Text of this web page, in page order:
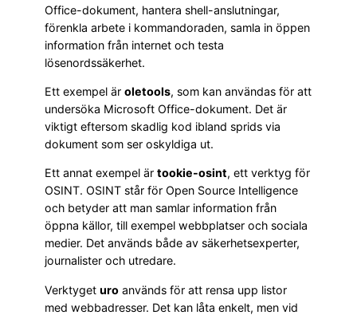
Office-dokument, hantera shell-anslutningar,
förenkla arbete i kommandoraden, samla in öppen
information från internet och testa
lösenordssäkerhet.
Ett exempel är oletools, som kan användas för att
undersöka Microsoft Office-dokument. Det är
viktigt eftersom skadlig kod ibland sprids via
dokument som ser oskyldiga ut.
Ett annat exempel är tookie-osint, ett verktyg för
OSINT. OSINT står för Open Source Intelligence
och betyder att man samlar information från
öppna källor, till exempel webbplatser och sociala
medier. Det används både av säkerhetsexperter,
journalister och utredare.
Verktyget uro används för att rensa upp listor
med webbadresser. Det kan låta enkelt, men vid